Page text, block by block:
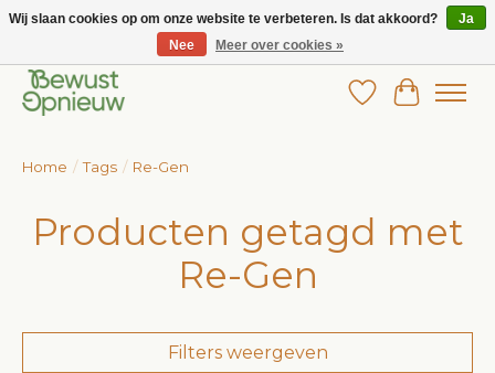
Wij bieden het grootste aanbod in betaalbare kinderkleding!
Verlanglijst
Home / Tags / Re-Gen
Producten getagd met
Re-Gen
Filters weergeven
Wij slaan cookies op om onze website te verbeteren. Is dat akkoord?
Ja
Nee
Meer over cookies »